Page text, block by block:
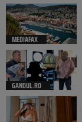
MEDIAFAX
GANDUL.RO